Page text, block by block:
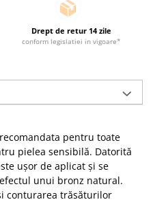
Drept de retur 14 zile
conform legislatiei in vigoare*
pentru toate
pielea sensibilă. Datorită
ușor de aplicat și se
unui bronz natural.
conturarea trăsăturilor